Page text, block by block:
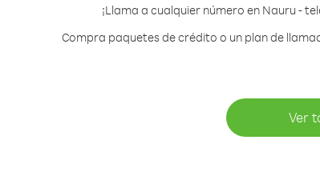
¡Llama a cualquier número en Nauru -
Compra paquetes de crédito o un plan de
Ver